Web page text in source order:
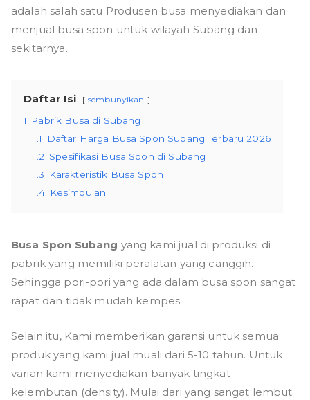
adalah salah satu Produsen busa menyediakan dan
menjual busa spon untuk wilayah Subang dan
sekitarnya.
Daftar Isi sembunyikan
1
Pabrik Busa di Subang
1.1
Daftar Harga Busa Spon Subang Terbaru 2026
1.2 Spesifikasi Busa Spon di Subang
1.3
Karakteristik Busa Spon
1.4 Kesimpulan
Busa Spon Subang yang kami jual di produksi di
pabrik yang memiliki peralatan yang canggih.
Sehingga pori-pori yang ada dalam busa spon sangat
rapat dan tidak mudah kempes.
Selain itu, Kami memberikan garansi untuk semua
produk yang kami jual muali dari 5-10 tahun. Untuk
varian kami menyediakan banyak tingkat
kelembutan (density). Mulai dari yang sangat lembut